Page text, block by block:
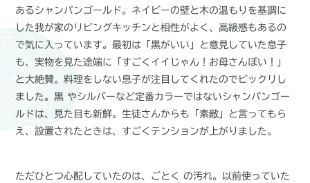
あるシャンパンゴールド。ネイビーの壁と木の温もりを基調に
した我が家のリビングキッチンと相性がよく、高級感もあるの
で気に入っています。最初は「黒がいい」と意見していた息子
も、実物を見た途端に「すごくイイじゃん！お母さんぽい！」
と大絶賛。料理をしない息子が注目してくれたのでビックリし
ました。黒 やシルバーなど定番カラーではないシャンパンゴー
ルドは、見た目も新鮮。生徒さんからも「素敵」と言ってもら
え、設置されたときは、すごくテンションが上がりました。
ただひとつ心配していたのは、ごとく の汚れ。以前使っていた